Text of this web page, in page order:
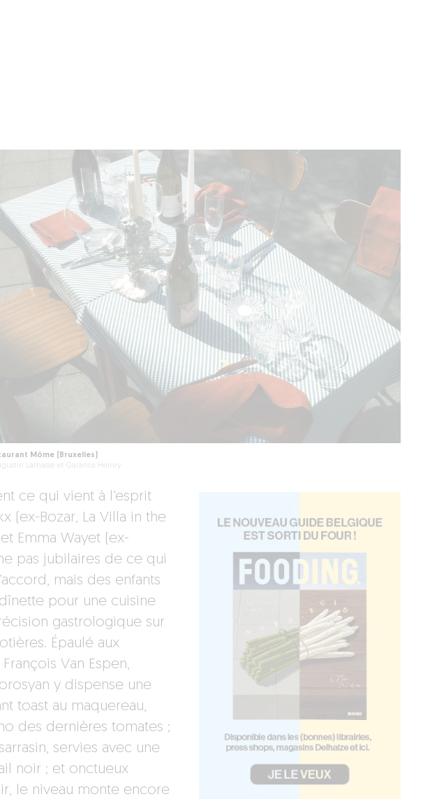
Môme (Bruxelles)
Lamasse et Garance Heinry
ce qui vient à l’esprit
(ex-Bozar, La Villa in the
) et Emma Wayet (ex-
pas jubilaires de ce qui
mais des enfants
pour une cuisine
gastrologique sur
Épaulé aux
Van Espen,
y dispense une
toast au maquereau,
des dernières tomates ;
servies avec une
noir ; et onctueux
le niveau monte encore